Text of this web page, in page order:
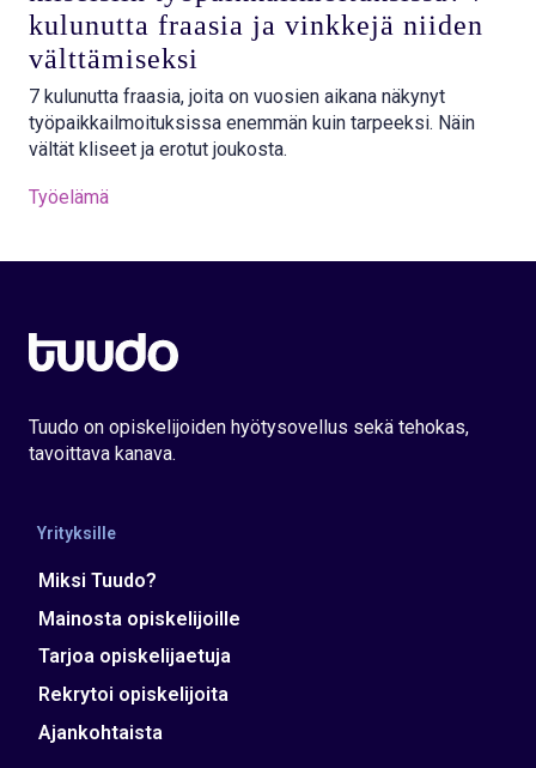
kulunutta fraasia ja vinkkejä niiden
välttämiseksi
7 kulunutta fraasia, joita on vuosien aikana näkynyt
työpaikkailmoituksissa enemmän kuin tarpeeksi. Näin
vältät kliseet ja erotut joukosta.
Työelämä
Tuudo on opiskelijoiden hyötysovellus sekä tehokas,
tavoittava kanava.
Yrityksille
Miksi Tuudo?
Mainosta opiskelijoille
Tarjoa opiskelijaetuja
Rekrytoi opiskelijoita
Ajankohtaista